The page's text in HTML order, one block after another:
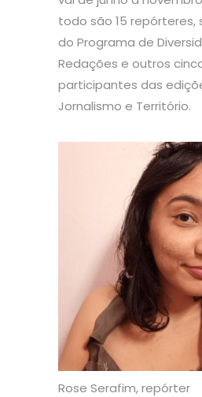
todo são 15 repórteres,
do Programa de
Redações e outros
participantes das
Jornalismo e Território.
Rose Serafim, repórter